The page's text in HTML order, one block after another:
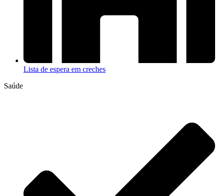
Lista de espera em creches
Saúde